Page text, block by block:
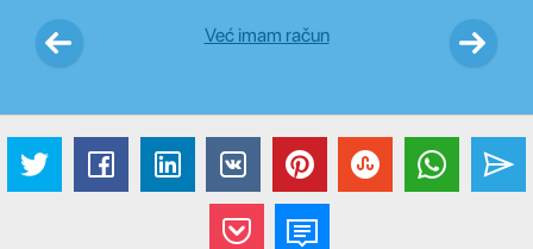
Već imam račun